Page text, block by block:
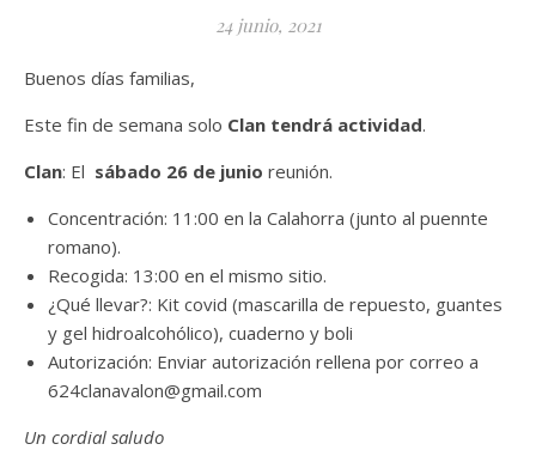
24 junio, 2021
Buenos días familias,
Este fin de semana solo Clan tendrá actividad.
Clan: El sábado 26 de junio reunión.
Concentración: 11:00 en la Calahorra (junto al puennte
romano).
Recogida: 13:00 en el mismo sitio.
¿Qué llevar?: Kit covid (mascarilla de repuesto, guantes
y gel hidroalcohólico), cuaderno y boli
Autorización: Enviar autorización rellena por correo a
624clanavalon@gmail.com
Un cordial saludo